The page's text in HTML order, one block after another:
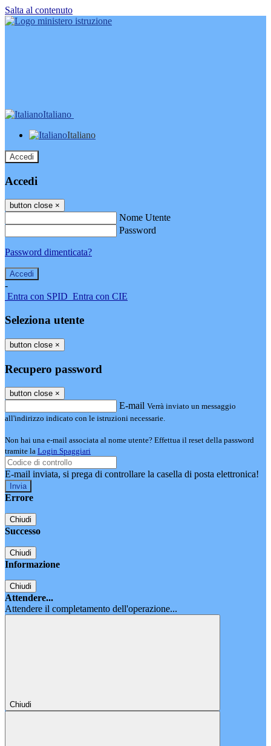
Salta al contenuto
Italiano
Italiano
Accedi
Accedi
button close ×
Nome Utente
Password
Password dimenticata?
-
Entra con SPID Entra con CIE
Seleziona utente
button close ×
Recupero password
button close ×
E-mail Verrà inviato un messaggio
all'indirizzo indicato con le istruzioni necessarie.
Non hai una e-mail associata al nome utente? Effettua il reset della password
tramite la Login Spaggiari
E-mail inviata, si prega di controllare la casella di posta elettronica!
Errore
Chiudi
Successo
Chiudi
Informazione
Chiudi
Attendere...
Attendere il completamento dell'operazione...
Chiudi